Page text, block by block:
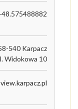
540 Karpacz
Widokowa 10